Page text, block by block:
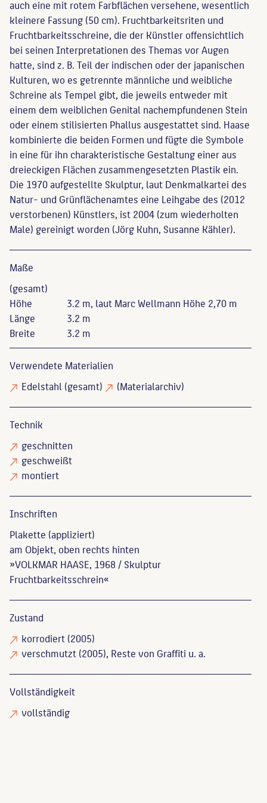
auch eine mit rotem Farbflächen versehene, wesentlich
kleinere Fassung (50 cm). Fruchtbarkeitsriten und
Fruchtbarkeitsschreine, die der Künstler offensichtlich
bei seinen Interpretationen des Themas vor Augen
hatte, sind z. B. Teil der indischen oder der japanischen
Kulturen, wo es getrennte männliche und weibliche
Schreine als Tempel gibt, die jeweils entweder mit
einem dem weiblichen Genital nachempfundenen Stein
oder einem stilisierten Phallus ausgestattet sind. Haase
kombinierte die beiden Formen und fügte die Symbole
in eine für ihn charakteristische Gestaltung einer aus
dreieckigen Flächen zusammengesetzten Plastik ein.
Die 1970 aufgestellte Skulptur, laut Denkmalkartei des
Natur- und Grünflächenamtes eine Leihgabe des (2012
verstorbenen) Künstlers, ist 2004 (zum wiederholten
Male) gereinigt worden (Jörg Kuhn, Susanne Kähler).
Maße
(gesamt)
Höhe
Länge
Breite
3.2 m, laut Marc Wellmann Höhe 2,70 m
3.2 m
3.2 m
Verwendete Materialien
Edelstahl(gesamt) (Materialarchiv)
Technik
geschnitten
geschweißt
montiert
Inschriften
Plakette (appliziert)
am Objekt, oben rechts hinten
»VOLKMAR HAASE, 1968 / Skulptur
Fruchtbarkeitsschrein«
Zustand
korrodiert(2005)
verschmutzt(2005), Reste von Graffiti u. a.
Vollständigkeit
vollständig